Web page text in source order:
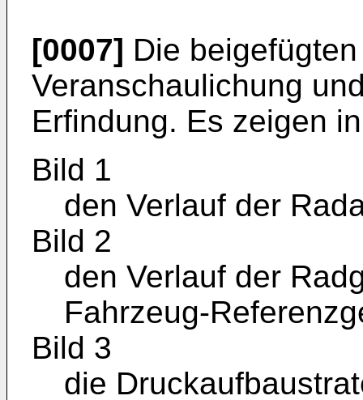
[0007] Die
Veranschaulichung
Erfindung. Es zeigen
Bild 1
den Verlauf der
Bild 2
den Verlauf der
Fahrzeug-
Bild 3
die